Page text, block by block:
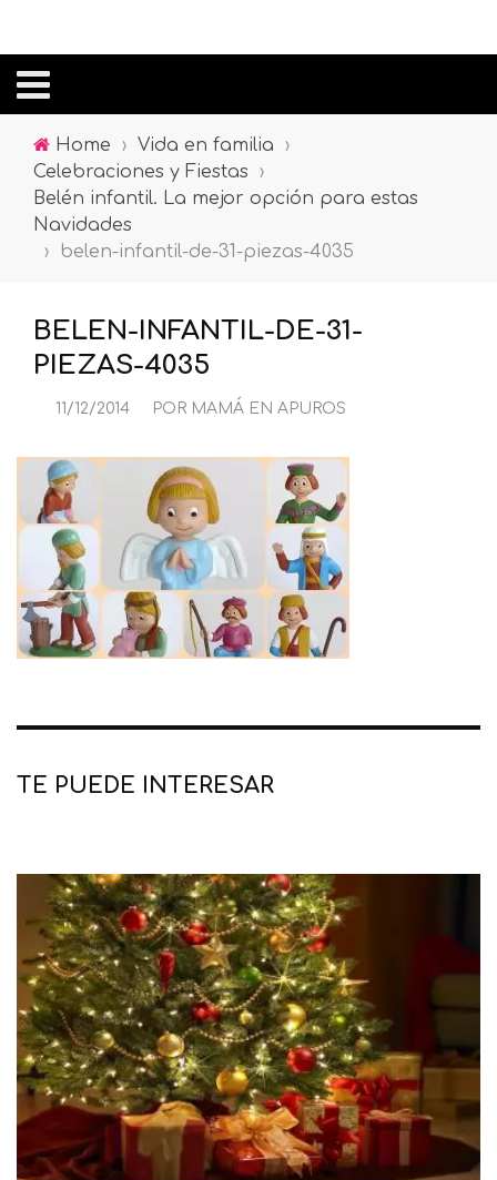
Home › Vida en familia
›
Celebraciones y Fiestas
›
Belén infantil. La mejor opción para estas
Navidades
›
belen-infantil-de-31-piezas-4035
BELEN-INFANTIL-DE-31-
PIEZAS-4035
11/12/2014 POR MAMÁ EN APUROS
TE PUEDE INTERESAR